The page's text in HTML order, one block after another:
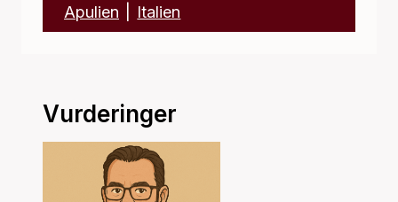
Apulien Italien
Vurderinger